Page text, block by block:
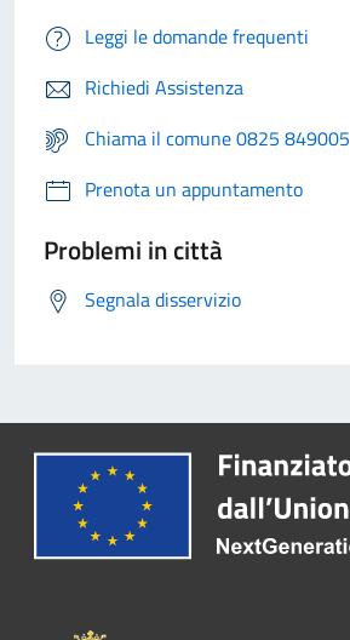
Leggi le domande frequenti
Richiedi Assistenza
Chiama il comune 0825 849005
Prenota un appuntamento
Problemi in città
Segnala disservizio